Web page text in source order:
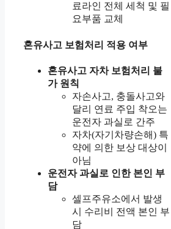
료라인 전체 세척 및 필
요부품 교체
혼유사고 보험처리 적용 여부
혼유사고 자차 보험처리 불
가 원칙
자손사고, 충돌사고와
달리 연료 주입 착오는
운전자 과실로 간주
자차(자기차량손해) 특
약에 의한 보상 대상이
아님
운전자 과실로 인한 본인 부
담
셀프주유소에서 발생
시 수리비 전액 본인 부
담